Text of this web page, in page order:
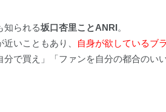
知られる坂口杏里ことANRI 。
いこともあり、
自身が欲しているブ
分で買え」「ファンを自分の都合のい